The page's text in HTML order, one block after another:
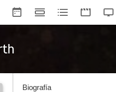
Biografía